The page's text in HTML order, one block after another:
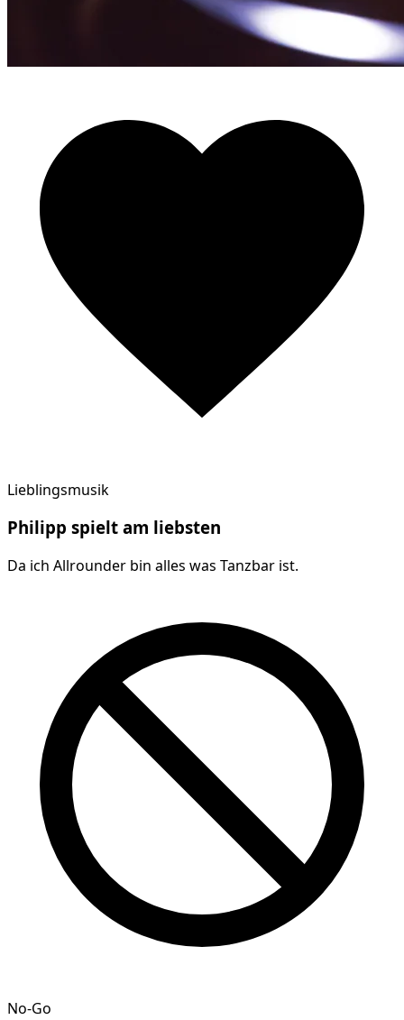
Lieblingsmusik
Philipp spielt am liebsten
Da ich Allrounder bin alles was Tanzbar ist.
No-Go